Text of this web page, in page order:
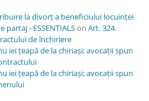
la divorț a beneficiului locuinței
- ESSENTIALSon Art. 324.
de închiriere
iei țeapă de la chiriași; avocații spun
iei țeapă de la chiriași; avocații spun